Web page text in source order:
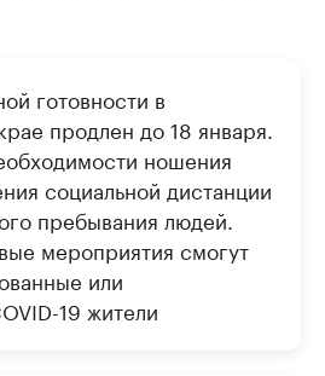
готовности в
продлен до 18 января.
ношения
социальной дистанции
пребывания людей.
мероприятия смогут
или
19 жители